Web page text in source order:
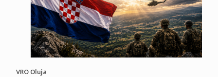
VRO Oluja